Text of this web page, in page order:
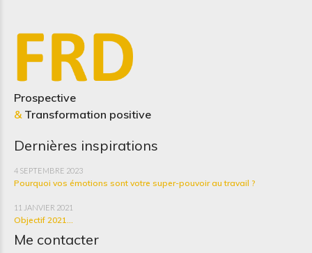
Prospective
&Transformation positive
Dernières inspirations
4 SEPTEMBRE 2023
Pourquoi vos émotions sont votre super-pouvoir au travail ?
11 JANVIER 2021
Objectif 2021...
Me contacter